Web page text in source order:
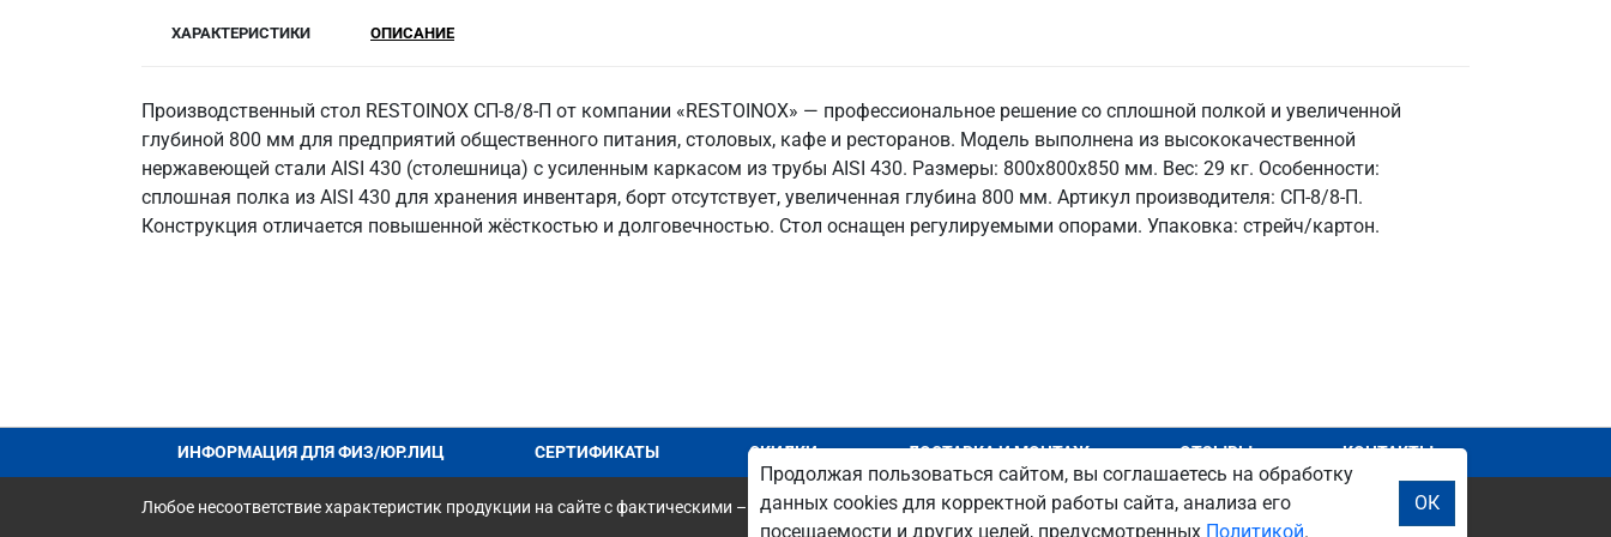
ХАРАКТЕРИСТИКИ ОПИСАНИЕ
Производственный стол RESTOINOX СП-8/8-П от компании «RESTOINOX» — профессиональное решение со сплошной полкой и увеличенной
глубиной 800 мм для предприятий общественного питания, столовых, кафе и ресторанов. Модель выполнена из высококачественной
нержавеющей стали AISI 430 (столешница) с усиленным каркасом из трубы AISI 430. Размеры: 800x800x850 мм. Вес: 29 кг. Особенности:
сплошная полка из AISI 430 для хранения инвентаря, борт отсутствует, увеличенная глубина 800 мм. Артикул производителя: СП-8/8-П.
Конструкция отличается повышенной жёсткостью и долговечностью. Стол оснащен регулируемыми опорами. Упаковка: стрейч/картон.
ИНФОРМАЦИЯ ДЛЯ ФИЗ/ЮР.ЛИЦ СЕРТИФИКАТЫ СКИДКИ ДОСТАВКА И МОНТАЖ ОТЗЫВЫ КОНТАКТЫ
Любое несоответствие характеристик продукции на сайте с фактическими – является опечаткой.
Продолжая пользоваться сайтом, вы соглашаетесь на обработку
данных cookies для корректной работы сайта, анализа его
посещаемости и других целей, предусмотренных Политикой.
ОК